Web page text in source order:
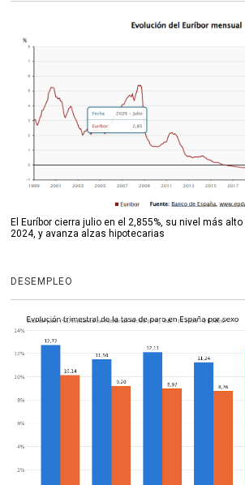
El Euríbor cierra julio en el 2,855%, su nivel más
2024, y avanza alzas hipotecarias
DESEMPLEO